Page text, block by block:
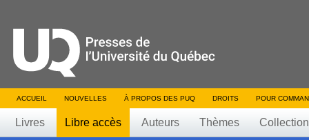
ACCUEIL NOUVELLES À PROPOS DES PUQ DROITS POUR
Livres Libre accès Auteurs Thèmes